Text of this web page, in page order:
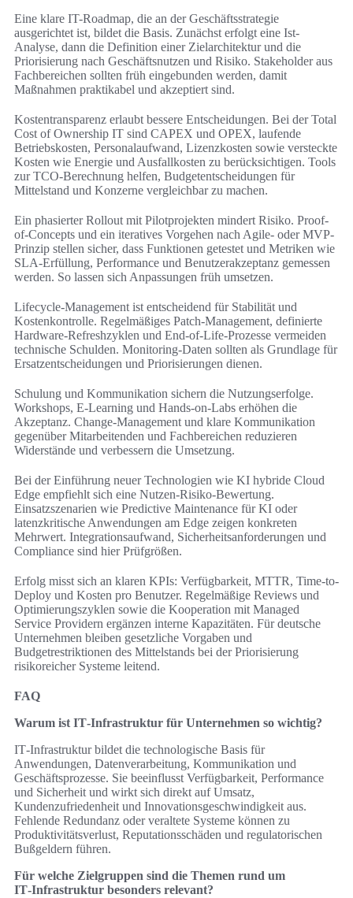
Eine klare IT-Roadmap, die an der Geschäftsstrategie
ausgerichtet ist, bildet die Basis. Zunächst erfolgt eine Ist-
Analyse, dann die Definition einer Zielarchitektur und die
Priorisierung nach Geschäftsnutzen und Risiko. Stakeholder aus
Fachbereichen sollten früh eingebunden werden, damit
Maßnahmen praktikabel und akzeptiert sind.
Kostentransparenz erlaubt bessere Entscheidungen. Bei der Total
Cost of Ownership IT sind CAPEX und OPEX, laufende
Betriebskosten, Personalaufwand, Lizenzkosten sowie versteckte
Kosten wie Energie und Ausfallkosten zu berücksichtigen. Tools
zur TCO-Berechnung helfen, Budgetentscheidungen für
Mittelstand und Konzerne vergleichbar zu machen.
Ein phasierter Rollout mit Pilotprojekten mindert Risiko. Proof-
of-Concepts und ein iteratives Vorgehen nach Agile- oder MVP-
Prinzip stellen sicher, dass Funktionen getestet und Metriken wie
SLA-Erfüllung, Performance und Benutzerakzeptanz gemessen
werden. So lassen sich Anpassungen früh umsetzen.
Lifecycle-Management ist entscheidend für Stabilität und
Kostenkontrolle. Regelmäßiges Patch-Management, definierte
Hardware-Refreshzyklen und End-of-Life-Prozesse vermeiden
technische Schulden. Monitoring-Daten sollten als Grundlage für
Ersatzentscheidungen und Priorisierungen dienen.
Schulung und Kommunikation sichern die Nutzungserfolge.
Workshops, E-Learning und Hands-on-Labs erhöhen die
Akzeptanz. Change-Management und klare Kommunikation
gegenüber Mitarbeitenden und Fachbereichen reduzieren
Widerstände und verbessern die Umsetzung.
Bei der Einführung neuer Technologien wie KI hybride Cloud
Edge empfiehlt sich eine Nutzen-Risiko-Bewertung.
Einsatzszenarien wie Predictive Maintenance für KI oder
latenzkritische Anwendungen am Edge zeigen konkreten
Mehrwert. Integrationsaufwand, Sicherheitsanforderungen und
Compliance sind hier Prüfgrößen.
Erfolg misst sich an klaren KPIs: Verfügbarkeit, MTTR, Time-to-
Deploy und Kosten pro Benutzer. Regelmäßige Reviews und
Optimierungszyklen sowie die Kooperation mit Managed
Service Providern ergänzen interne Kapazitäten. Für deutsche
Unternehmen bleiben gesetzliche Vorgaben und
Budgetrestriktionen des Mittelstands bei der Priorisierung
risikoreicher Systeme leitend.
FAQ
Warum ist IT‑Infrastruktur für Unternehmen so wichtig?
IT‑Infrastruktur bildet die technologische Basis für
Anwendungen, Datenverarbeitung, Kommunikation und
Geschäftsprozesse. Sie beeinflusst Verfügbarkeit, Performance
und Sicherheit und wirkt sich direkt auf Umsatz,
Kundenzufriedenheit und Innovationsgeschwindigkeit aus.
Fehlende Redundanz oder veraltete Systeme können zu
Produktivitätsverlust, Reputationsschäden und regulatorischen
Bußgeldern führen.
Für welche Zielgruppen sind die Themen rund um
IT‑Infrastruktur besonders relevant?